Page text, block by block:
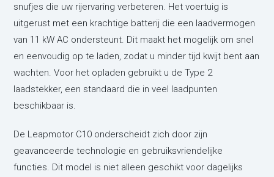
snufjes die uw rijervaring verbeteren. Het voertuig is
uitgerust met een krachtige batterij die een laadvermogen
van 11 kW AC ondersteunt. Dit maakt het mogelijk om snel
en eenvoudig op te laden, zodat u minder tijd kwijt bent aan
wachten. Voor het opladen gebruikt u de Type 2
laadstekker, een standaard die in veel laadpunten
beschikbaar is.
De Leapmotor C10 onderscheidt zich door zijn
geavanceerde technologie en gebruiksvriendelijke
functies. Dit model is niet alleen geschikt voor dagelijks